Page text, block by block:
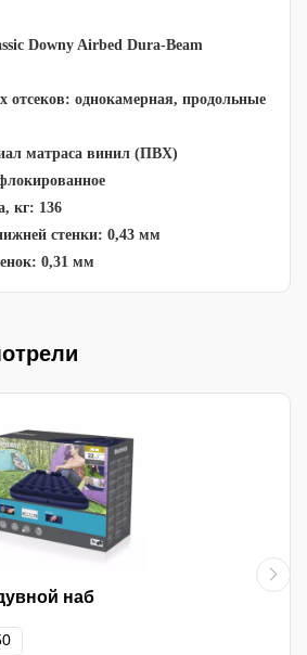
Downy Airbed Dura-Beam
отсеков: однокамерная, продольные
матраса винил (ПВХ)
кг: 136
стенки: 0,43 мм
0,31 мм
наб